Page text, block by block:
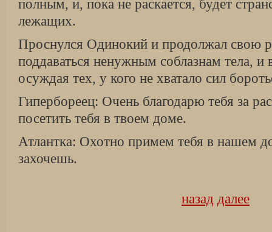
полным, и, пока не раскается, будет
лежащих.
Проснулся Одинокий и продолжал свою
поддаваться ненужным соблазнам тела, и
осуждая тех, у кого не хватало сил
Гипербореец: Очень благодарю тебя за
посетить тебя в твоем доме.
Атлантка: Охотно примем тебя в нашем
захочешь.
назад далее